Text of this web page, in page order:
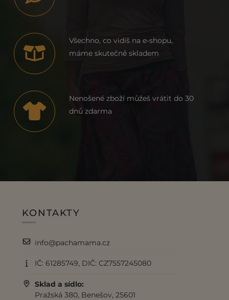
Všechno, co vidíš na e-shopu,
máme skutečně skladem
Nenošené zboží můžeš vrátit do 30
dnů zdarma
KONTAKTY
info@pachamama.cz
IČ: 61285749, DIČ: CZ7557245080
Sklad a sídlo:
Pražská 380, Benešov, 25601